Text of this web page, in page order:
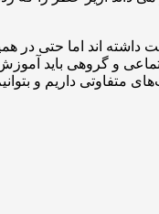
داشته اند اما حتی
و گروهی باید
متفاوتی داریم و